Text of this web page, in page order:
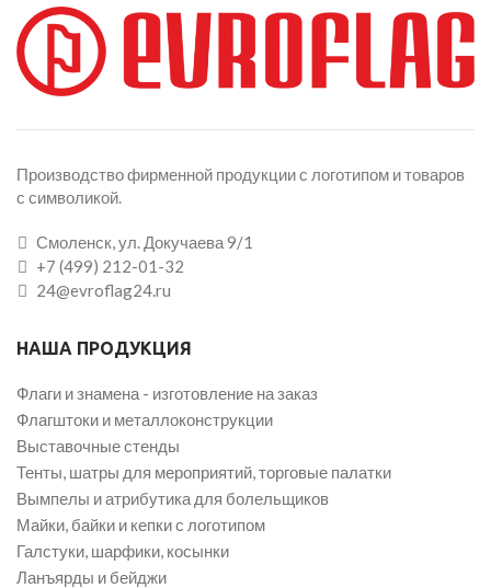
Производство фирменной продукции с логотипом и товаров
с символикой.
Смоленск, ул. Докучаева 9/1
+7 (499) 212-01-32
24@evroflag24.ru
НАША ПРОДУКЦИЯ
Флаги и знамена - изготовление на заказ
Флагштоки и металлоконструкции
Выставочные стенды
Тенты, шатры для мероприятий, торговые палатки
Вымпелы и атрибутика для болельщиков
Майки, байки и кепки с логотипом
Галстуки, шарфики, косынки
Ланъярды и бейджи